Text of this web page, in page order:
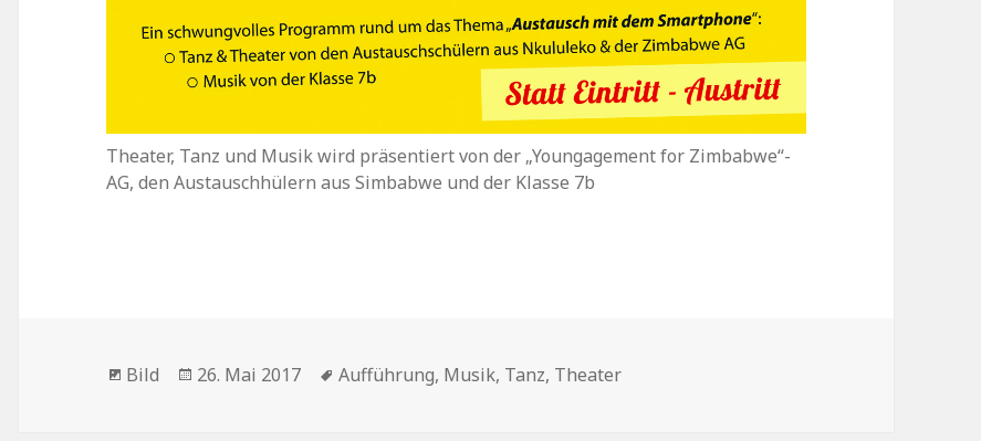
Theater, Tanz und Musik wird präsentiert von der „Youngagement for Zimbabwe“-
AG, den Austauschhülern aus Simbabwe und der Klasse 7b
Format
Bild
Veröffentlicht
26. Mai 2017 Schlagwörter
Aufführung, Musik, Tanz, Theater